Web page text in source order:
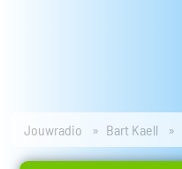
Jouwradio Bart Kaell